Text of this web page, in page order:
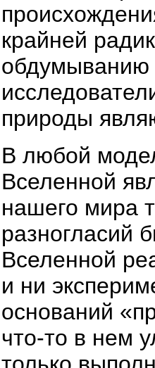
крайней
обдумыванию
природы
В любой
Вселенной
нашего мира
разногласий
Вселенной
и ни
оснований
что-то в нем